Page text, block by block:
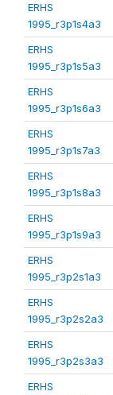
ERHS
1995_r3p1s4a3
ERHS
1995_r3p1s5a3
ERHS
1995_r3p1s6a3
ERHS
1995_r3p1s7a3
ERHS
1995_r3p1s8a3
ERHS
1995_r3p1s9a3
ERHS
1995_r3p2s1a3
ERHS
1995_r3p2s2a3
ERHS
1995_r3p2s3a3
ERHS